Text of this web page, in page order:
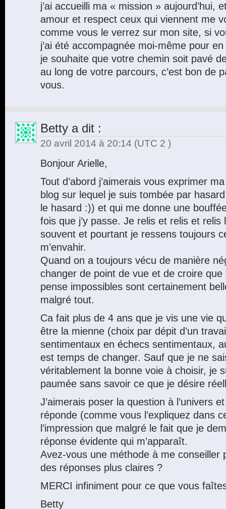
j’ai accueilli ma « mission » aujourd’hui,
amour et respect ceux qui viennent me
comme vous le verrez sur mon site, si
j’ai été accompagnée moi-même pour
je souhaite que votre chemin soit pavé
au long de votre parcours, c’est bon de
vous.
Betty a dit :
20 avril 2014 à 20:14 (UTC 2 )
Bonjour Arielle,
Tout d’abord j’aimerais vous exprimer
blog sur lequel je suis tombée par
le hasard :)) et qui me donne une
fois que j’y passe. Je relis et relis et
souvent et pourtant je ressens toujours
m’envahir.
Quand on a toujours vécu de manière
changer de point de vue et de croire que
pense impossibles sont certainement
malgré tout.
Ca fait plus de 4 ans que je vis une vie
être la mienne (choix par dépit d’un
sentimentaux en échecs sentimentaux,
est temps de changer. Sauf que je ne
véritablement la bonne voie à choisir, je
paumée sans savoir ce que je désire
J’aimerais poser la question à l’univers
réponde (comme vous l’expliquez dans
l’impression que malgré le fait que je
réponse évidente qui m’apparaît.
Avez-vous une méthode à me conseiller
des réponses plus claires ?
MERCI infiniment pour ce que vous
Betty